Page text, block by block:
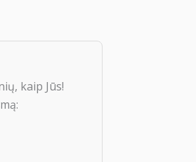
kaip Jūs!